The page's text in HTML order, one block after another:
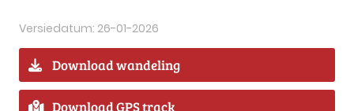
Versiedatum: 26-01-2026
Download wandeling
Download GPS track